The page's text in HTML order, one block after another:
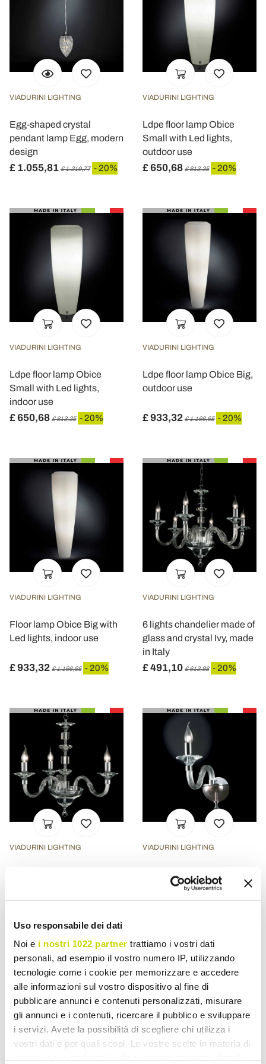
Uso responsabile dei dati
Noi e i nostri 1022 partner trattiamo i vostri dati
personali, ad esempio il vostro numero IP, utilizzando
tecnologie come i cookie per memorizzare e accedere
alle informazioni sul vostro dispositivo al fine di
pubblicare annunci e contenuti personalizzati, misurare
gli annunci e i contenuti, ricercare il pubblico e sviluppare
i servizi. Avete la possibilità di scegliere chi utilizza i
vostri dati e per quali scopi. Le vostre scelte in materia di
VIADURINI LIGHTING
Egg-shaped crystal
pendant lamp Egg, modern
design
£ 1.055,81 £ 1.319,77 - 20%
VIADURINI LIGHTING
Ldpe floor lamp Obice
Small with Led lights,
outdoor use
£ 650,68 £ 813,35 - 20%
VIADURINI LIGHTING
Ldpe floor lamp Obice
Small with Led lights,
indoor use
£ 650,68 £ 813,35 - 20%
VIADURINI LIGHTING
Ldpe floor lamp Obice Big,
outdoor use
£ 933,32 £ 1.166,65 - 20%
VIADURINI LIGHTING
Floor lamp Obice Big with
Led lights, indoor use
£ 933,32 £ 1.166,65 - 20%
VIADURINI LIGHTING
6 lights chandelier made of
glass and crystal Ivy, made
in Italy
£ 491,10 £ 613,88 - 20%
VIADURINI LIGHTING
crystal Ivy
VIADURINI LIGHTING
Designer wall sconce
made of glass and crystal
Ivy, made in Italy